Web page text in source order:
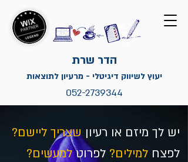
הדר שרת
יעוץ לשיווק דיגיטלי - מרעיון לתוצאות
052-2739344
יש לך מיזם או רעיוןשצריך ליישם?
לפצח למילים? לפרוטלמעשים?